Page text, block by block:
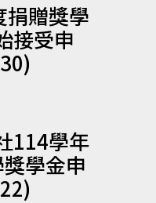
贈獎學
接受申
114學年
學金申